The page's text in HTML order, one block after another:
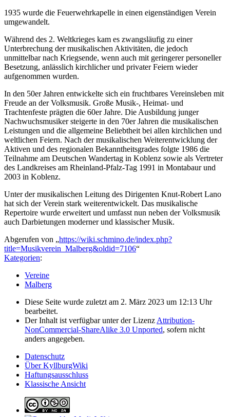
1935 wurde die Feuerwehrkapelle in einen eigenständigen Verein
umgewandelt.
Während des 2. Weltkrieges kam es zwangsläufig zu einer
Unterbrechung der musikalischen Aktivitäten, die jedoch
unmittelbar nach Kriegsende, wenn auch mit geringerer personeller
Besetzung, anlässlich kirchlicher und privater Feiern wieder
aufgenommen wurden.
In den 50er Jahren entwickelte sich ein fruchtbares Vereinsleben mit
Freude an der Volksmusik. Große Musik-, Heimat- und
Trachtenfeste prägten die 60er Jahre. Die Ausbildung junger
Nachwuchsmusiker steigerte in den 70er Jahren die musikalischen
Leistungen und die allgemeine Beliebtheit bei allen kirchlichen und
weltlichen Feiern. Nach der musikalischen Weiterentwicklung der
Aktiven und des regionalen Bekanntheitsgrades folgte 1986 die
Teilnahme am Deutschen Wandertag in Koblenz sowie als Vertreter
des Landkreises am Rheinland-Pfalz-Tag 1991 in Montabaur und
2003 in Koblenz.
Unter der musikalischen Leitung des Dirigenten Knut-Robert Lano
hat sich der Verein stark weiterentwickelt. Das musikalische
Repertoire wurde erweitert und umfasst nun neben der Volksmusik
auch Darbietungen moderner und klassischer Musik.
Abgerufen von „https://wiki.schmino.de/index.php?
title=Musikverein_Malberg&oldid=7106“
Kategorien:
Vereine
Malberg
Diese Seite wurde zuletzt am 2. März 2023 um 12:13 Uhr
bearbeitet.
Der Inhalt ist verfügbar unter der Lizenz Attribution-
NonCommercial-ShareAlike 3.0 Unported, sofern nicht
anders angegeben.
Datenschutz
Über KyllburgWiki
Haftungsausschluss
Klassische Ansicht